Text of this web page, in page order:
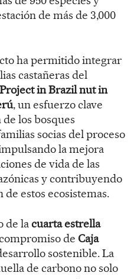
de más de 3,000
ha permitido integrar
castañeras del
Project in Brazil nut in
, un esfuerzo clave
los bosques
socias del proceso
la mejora
de vida de las
y contribuyendo
estos ecosistemas.
de lacuarta estrella
de Caja
sostenible. La
de carbono no solo